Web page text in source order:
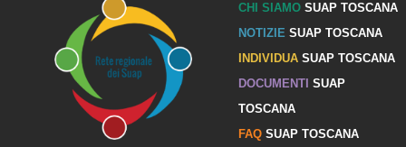
CHI SIAMOSUAP TOSCANA
NOTIZIE SUAP TOSCANA
INDIVIDUASUAP TOSCANA
DOCUMENTI SUAP
TOSCANA
FAQSUAP TOSCANA